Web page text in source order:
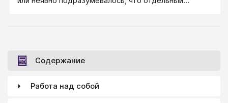
Содержание
Работа над собой